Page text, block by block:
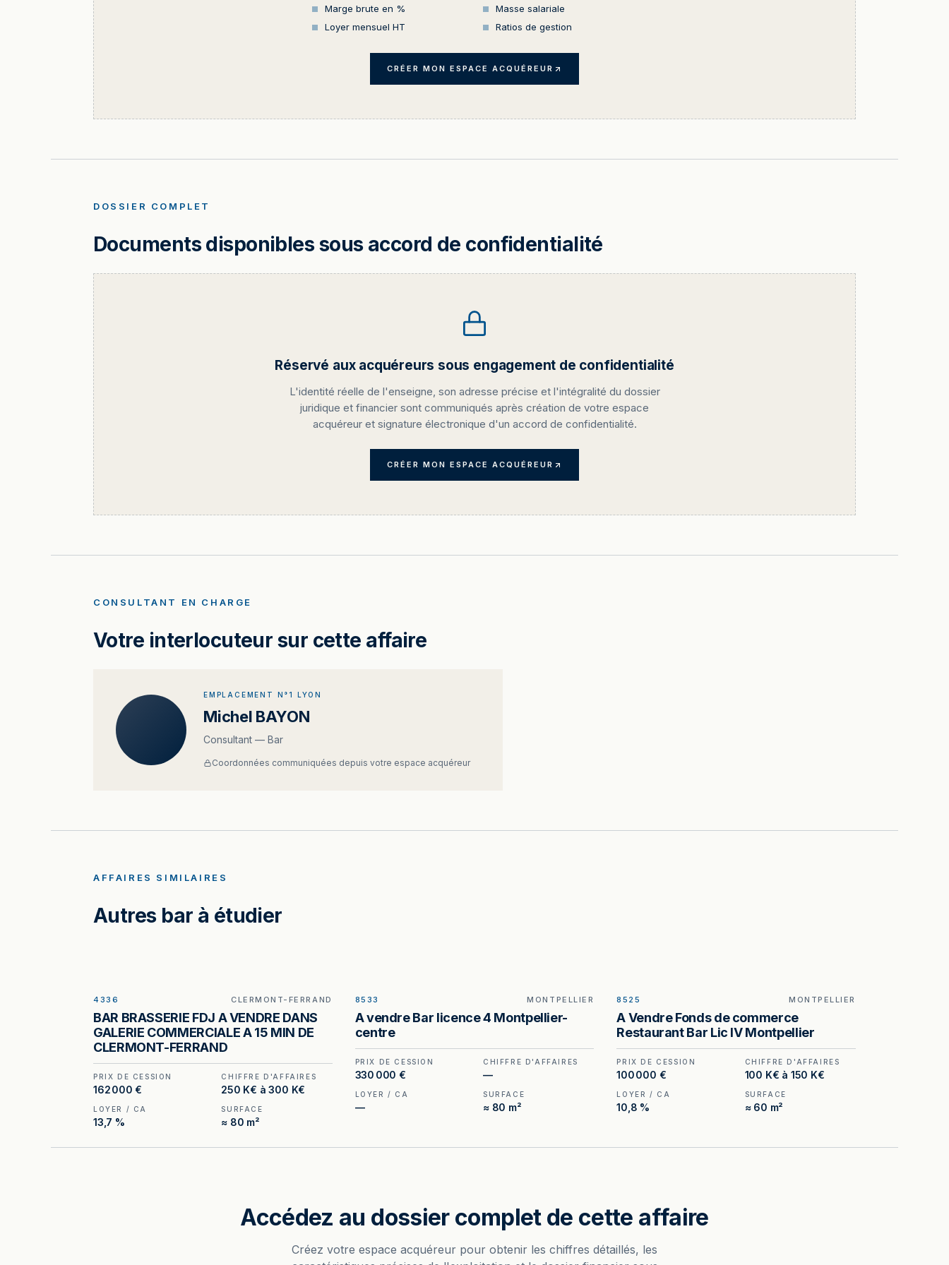
Marge brute en %
Masse salariale
Loyer mensuel HT
Ratios de gestion
CRÉER MON ESPACE ACQUÉREUR
DOSSIER COMPLET
Documents disponibles sous accord de confidentialité
Réservé aux acquéreurs sous engagement de confidentialité
L'identité réelle de l'enseigne, son adresse précise et l'intégralité du dossier
juridique et financier sont communiqués après création de votre espace
acquéreur et signature électronique d'un accord de confidentialité.
CRÉER MON ESPACE ACQUÉREUR
CONSULTANT EN CHARGE
Votre interlocuteur sur cette affaire
EMPLACEMENT N°1 LYON
Michel BAYON
Consultant — Bar
Coordonnées communiquées depuis votre espace acquéreur
AFFAIRES SIMILAIRES
Autres bar à étudier
ILLUSTRATION GÉNÉRÉE
4336 CLERMONT-FERRAND
BAR BRASSERIE FDJ A VENDRE DANS
GALERIE COMMERCIALE A 15 MIN DE
CLERMONT-FERRAND
PRIX DE CESSION
162 000 €
CHIFFRE D'AFFAIRES
250 K€ à 300 K€
LOYER / CA
13,7 %
SURFACE
≈ 80 m²
ILLUSTRATION GÉNÉRÉE
8533 MONTPELLIER
A vendre Bar licence 4 Montpellier-
centre
PRIX DE CESSION
330 000 €
CHIFFRE D'AFFAIRES
—
LOYER / CA
—
SURFACE
≈ 80 m²
ILLUSTRATION GÉNÉRÉE
8525 MONTPELLIER
A Vendre Fonds de commerce
Restaurant Bar Lic IV Montpellier
PRIX DE CESSION
100 000 €
CHIFFRE D'AFFAIRES
100 K€ à 150 K€
LOYER / CA
10,8 %
SURFACE
≈ 60 m²
Accédez au dossier complet de cette affaire
Créez votre espace acquéreur pour obtenir les chiffres détaillés, les